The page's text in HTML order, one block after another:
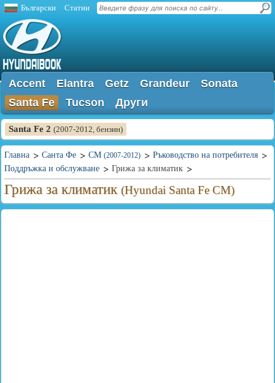
Български Статии
Accent Elantra Getz Grandeur
Sonata
Santa Fe
Tucson Други
Santa Fe 2 (2007-2012, бензин)
Главна Санта Фе CM (2007-2012)
Ръководство на потребителя
Поддръжка и обслужване
Грижа за климатик
Грижа за климатик (Hyundai Santa Fe CM)